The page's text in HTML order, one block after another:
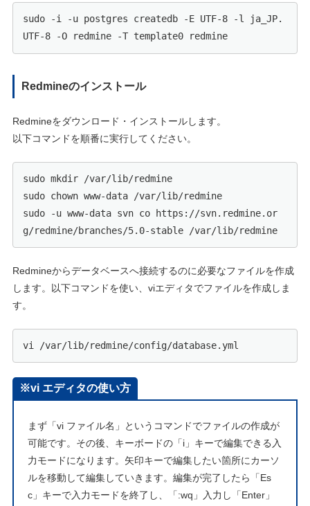
sudo -i -u postgres createdb -E UTF-8 -l ja_JP.
UTF-8 -O redmine -T template0 redmine
Redmineのインストール
Redmineをダウンロード・インストールします。
以下コマンドを順番に実行してください。
sudo mkdir /var/lib/redmine
sudo chown www-data /var/lib/redmine
sudo -u www-data svn co https://svn.redmine.or
g/redmine/branches/5.0-stable /var/lib/redmine
Redmineからデータベースへ接続するのに必要なファイルを作成
します。以下コマンドを使い、viエディタでファイルを作成しま
す。
vi /var/lib/redmine/config/database.yml
※vi エディタの使い方
まず「vi ファイル名」というコマンドでファイルの作成が
可能です。その後、キーボードの「i」キーで編集できる入
力モードになります。矢印キーで編集したい箇所にカーソ
ルを移動して編集していきます。編集が完了したら「Es
c」キーで入力モードを終了し、「:wq」入力し「Enter」